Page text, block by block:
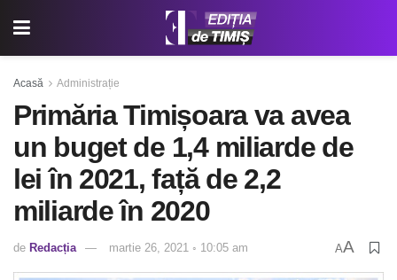
Acasă Administrație
Primăria Timișoara va avea
un buget de 1,4 miliarde de
lei în 2021, față de 2,2
miliarde în 2020
de Redacția martie 26, 2021 ◦ 10:05 am AA